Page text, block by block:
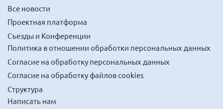
Сахалинская область
Томская область
Тульская область
Челябинская область
Ярославская область
Все новости
Проектная платформа
Съезды и Конференции
Политика в отношении обработки персональных данных
Согласие на обработку персональных данных
Согласие на обработку файлов cookies
Структура
Написать нам